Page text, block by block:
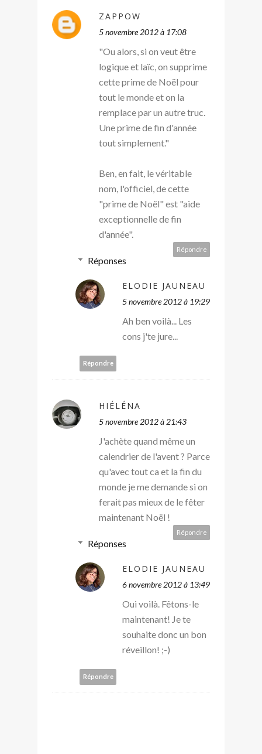
ZAPPOW
5 novembre 2012 à 17:08
"Ou alors, si on veut être
logique et laïc, on supprime
cette prime de Noël pour
tout le monde et on la
remplace par un autre truc.
Une prime de fin d'année
tout simplement."
Ben, en fait, le véritable
nom, l'officiel, de cette
"prime de Noël" est "aide
exceptionnelle de fin
d'année".
Répondre
Réponses
ELODIE JAUNEAU
5 novembre 2012 à 19:29
Ah ben voilà... Les
cons j'te jure...
Répondre
HIÉLÉNA
5 novembre 2012 à 21:43
J'achète quand même un
calendrier de l'avent ? Parce
qu'avec tout ca et la fin du
monde je me demande si on
ferait pas mieux de le fêter
maintenant Noël !
Répondre
Réponses
ELODIE JAUNEAU
6 novembre 2012 à 13:49
Oui voilà. Fêtons-le
maintenant! Je te
souhaite donc un bon
réveillon! ;-)
Répondre